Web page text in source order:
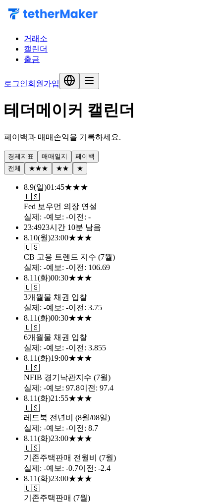
거래소
캘린더
출금
로그인회원가입
테더메이커 캘린더
페이백과 매매손익을 기록하세요.
경제지표 매매일지
페이백
전체
★★★ ★★ ★
8.9(일)01:45★★★
🇺🇸
Fed 보우먼 의장 연설
실제 : -예보 : -이전 : -
23:4923시간 10분 남음
8.10(월)23:00★★★
🇺🇸
CB 고용 트렌드 지수 (7월)
실제 : -예보 : -이전 : 106.69
8.11(화)00:30★★★
🇺🇸
3개월물 채권 입찰
실제 : -예보 : -이전 : 3.75
8.11(화)00:30★★★
🇺🇸
6개월물 채권 입찰
실제 : -예보 : -이전 : 3.855
8.11(화)19:00★★★
🇺🇸
NFIB 경기낙관지수 (7월)
실제 : -예보 : 97.8이전 : 97.4
8.11(화)21:55★★★
🇺🇸
레드북 전년비 (8월/08일)
실제 : -예보 : -이전 : 8.7
8.11(화)23:00★★★
🇺🇸
기존주택판매 전월비 (7월)
실제 : -예보 : -0.7이전 : -2.4
8.11(화)23:00★★★
🇺🇸
기존주택판매 (7월)